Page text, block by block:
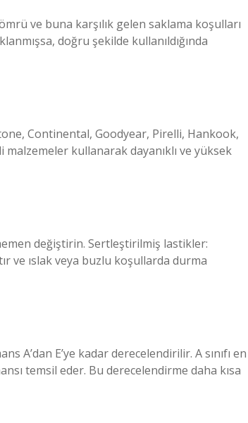
ve buna karşılık gelen saklama koşulları
doğru şekilde kullanıldığında
Continental, Goodyear, Pirelli, Hankook,
kullanarak dayanıklı ve yüksek
değiştirin. Sertleştirilmiş lastikler:
ve ıslak veya buzlu koşullarda durma
E’ye kadar derecelendirilir. A sınıfı en
temsil eder. Bu derecelendirme daha kısa